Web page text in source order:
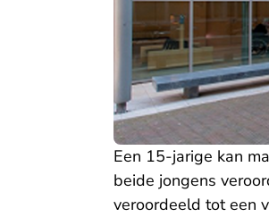
Een 15-jarige kan
beide jongens
veroordeeld tot een